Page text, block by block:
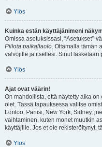
Ylös
Kuinka estän käyttäjänimeni
Omissa asetuksissasi, “Asetukset”-
Piilota paikallaolo. Ottamalla tämän
valvojille ja itsellesi. Sinut lasketaan
Ylös
Ajat ovat väärin!
On mahdollista, että näytetty aika
olet. Tässä tapauksessa valitse
Lontoo, Pariisi, New York, Sidney,
vaihtaminen, kuten monet muutkin
käyttäjille. Jos et ole rekisteröitynyt,
Ylös